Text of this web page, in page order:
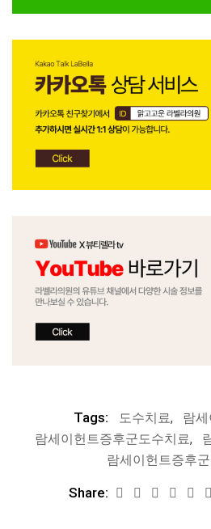
Tags: 도수치료, 람
람세이헌트증후군도수치료,
람세이헌트증후군
Share: